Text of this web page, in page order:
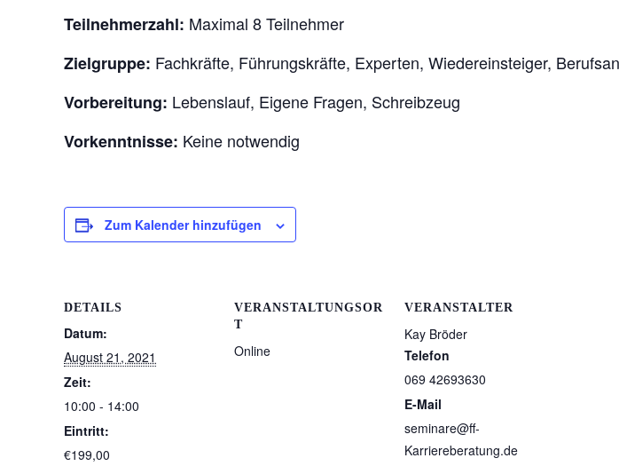
Teilnehmerzahl: Maximal 8 Teilnehmer
Zielgruppe: Fachkräfte, Führungskräfte, Experten, Wiedereinsteiger,
Vorbereitung: Lebenslauf, Eigene Fragen, Schreibzeug
Vorkenntnisse: Keine notwendig
Zum Kalender hinzufügen
DETAILS
Datum:
August 21, 2021
Zeit:
10:00 - 14:00
Eintritt:
€199,00
VERANSTALTUNGSOR
T
Online
VERANSTALTER
Kay Bröder
Telefon
069 42693630
E-Mail
seminare@ff-
Karriereberatung.de